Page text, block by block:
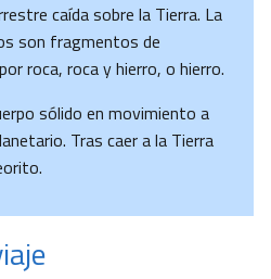
caída sobre la Tierra. La
son fragmentos de
roca, roca y hierro, o hierro.
sólido en movimiento a
Tras caer a la Tierra